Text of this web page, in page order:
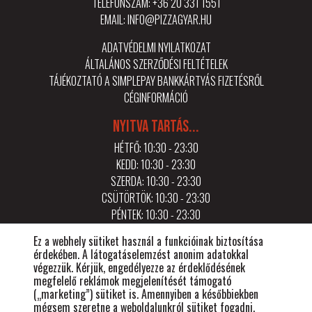
Ez a webhely sütiket használ a funkcióinak biztosítása
érdekében. A látogatáselemzést anonim adatokkal
végezzük. Kérjük, engedélyezze az érdeklődésének
megfelelő reklámok megjelenítését támogató
(„marketing”) sütiket is. Amennyiben a későbbiekben
mégsem szeretne a weboldalunkról sütiket fogadni,
EMAIL:INFO@PIZZAGYAR.HU
ADATVÉDELMI NYILATKOZAT
ÁLTALÁNOS SZERZŐDÉSI FELTÉTELEK
TÁJÉKOZTATÓ A SIMPLEPAY BANKKÁRTYÁS FIZETÉSRŐL
CÉGINFORMÁCIÓ
NYITVA TARTÁS...
HÉTFŐ: 10:30 - 23:30
KEDD: 10:30 - 23:30
SZERDA: 10:30 - 23:30
CSÜTÖRTÖK: 10:30 - 23:30
PÉNTEK: 10:30 - 23:30
VASÁRNAP: 10:30 - 21:30
EGYÉB...